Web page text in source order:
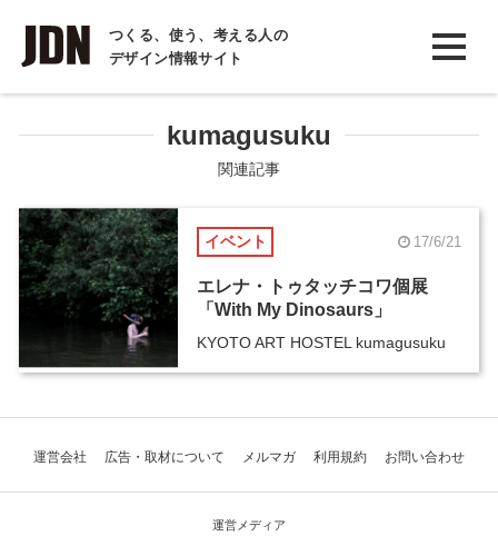
つくる、使う、考える人の
デザイン情報サイト
INTERVIEW
インタビュー
REPORT
COLUMN
コラム
kumagusuku
関連記事
イベント 17/6/21
エレナ・トゥタッチコワ個展
「With My Dinosaurs」
KYOTO ART HOSTEL kumagusuku
運営会社 広告・取材について メルマガ 利用規約 お問い合わせ
運営メディア